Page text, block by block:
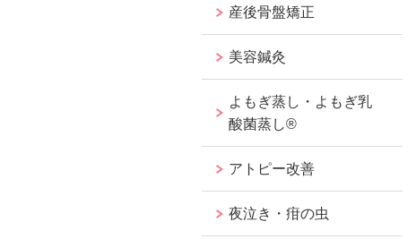
産後骨盤矯正
美容鍼灸
よもぎ蒸し・よもぎ乳
酸菌蒸し®︎
アトピー改善
夜泣き・疳の虫